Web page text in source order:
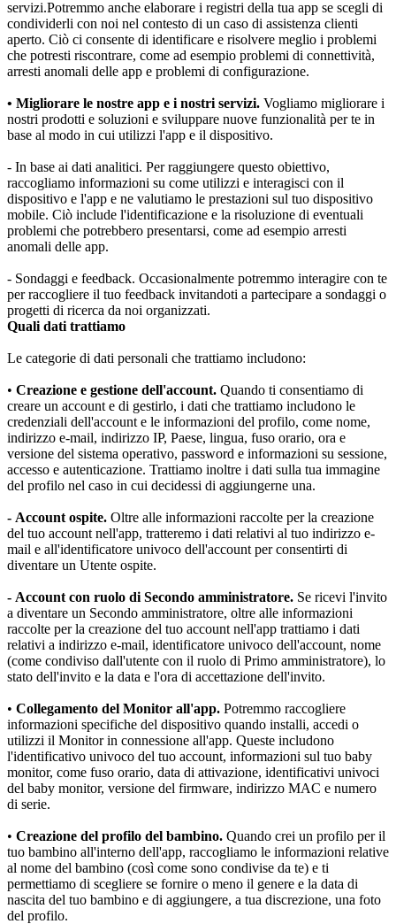
servizi.Potremmo anche elaborare i registri della tua app se scegli di
condividerli con noi nel contesto di un caso di assistenza clienti
aperto. Ciò ci consente di identificare e risolvere meglio i problemi
che potresti riscontrare, come ad esempio problemi di connettività,
arresti anomali delle app e problemi di configurazione.
• Migliorare le nostre app e i nostri servizi. Vogliamo migliorare i
nostri prodotti e soluzioni e sviluppare nuove funzionalità per te in
base al modo in cui utilizzi l'app e il dispositivo.
- In base ai dati analitici. Per raggiungere questo obiettivo,
raccogliamo informazioni su come utilizzi e interagisci con il
dispositivo e l'app e ne valutiamo le prestazioni sul tuo dispositivo
mobile. Ciò include l'identificazione e la risoluzione di eventuali
problemi che potrebbero presentarsi, come ad esempio arresti
anomali delle app.
- Sondaggi e feedback. Occasionalmente potremmo interagire con te
per raccogliere il tuo feedback invitandoti a partecipare a sondaggi o
progetti di ricerca da noi organizzati.
Quali dati trattiamo
Le categorie di dati personali che trattiamo includono:
• Creazione e gestione dell'account. Quando ti consentiamo di
creare un account e di gestirlo, i dati che trattiamo includono le
credenziali dell'account e le informazioni del profilo, come nome,
indirizzo e-mail, indirizzo IP, Paese, lingua, fuso orario, ora e
versione del sistema operativo, password e informazioni su sessione,
accesso e autenticazione. Trattiamo inoltre i dati sulla tua immagine
del profilo nel caso in cui decidessi di aggiungerne una.
- Account ospite. Oltre alle informazioni raccolte per la creazione
del tuo account nell'app, tratteremo i dati relativi al tuo indirizzo e-
mail e all'identificatore univoco dell'account per consentirti di
diventare un Utente ospite.
- Account con ruolo di Secondo amministratore. Se ricevi l'invito
a diventare un Secondo amministratore, oltre alle informazioni
raccolte per la creazione del tuo account nell'app trattiamo i dati
relativi a indirizzo e-mail, identificatore univoco dell'account, nome
(come condiviso dall'utente con il ruolo di Primo amministratore), lo
stato dell'invito e la data e l'ora di accettazione dell'invito.
• Collegamento del Monitor all'app. Potremmo raccogliere
informazioni specifiche del dispositivo quando installi, accedi o
utilizzi il Monitor in connessione all'app. Queste includono
l'identificativo univoco del tuo account, informazioni sul tuo baby
monitor, come fuso orario, data di attivazione, identificativi univoci
del baby monitor, versione del firmware, indirizzo MAC e numero
di serie.
• Creazione del profilo del bambino. Quando crei un profilo per il
tuo bambino all'interno dell'app, raccogliamo le informazioni relative
al nome del bambino (così come sono condivise da te) e ti
permettiamo di scegliere se fornire o meno il genere e la data di
nascita del tuo bambino e di aggiungere, a tua discrezione, una foto
del profilo.